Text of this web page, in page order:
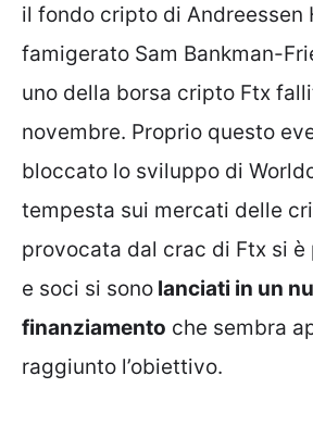
il fondo cripto di Andreessen
famigerato Sam Bankman-
uno della borsa cripto Ftx
novembre. Proprio questo
bloccato lo sviluppo di
tempesta sui mercati delle
provocata dal crac di Ftx si è
e soci si sono lanciati in un
finanziamento che sembra
raggiunto l’obiettivo.